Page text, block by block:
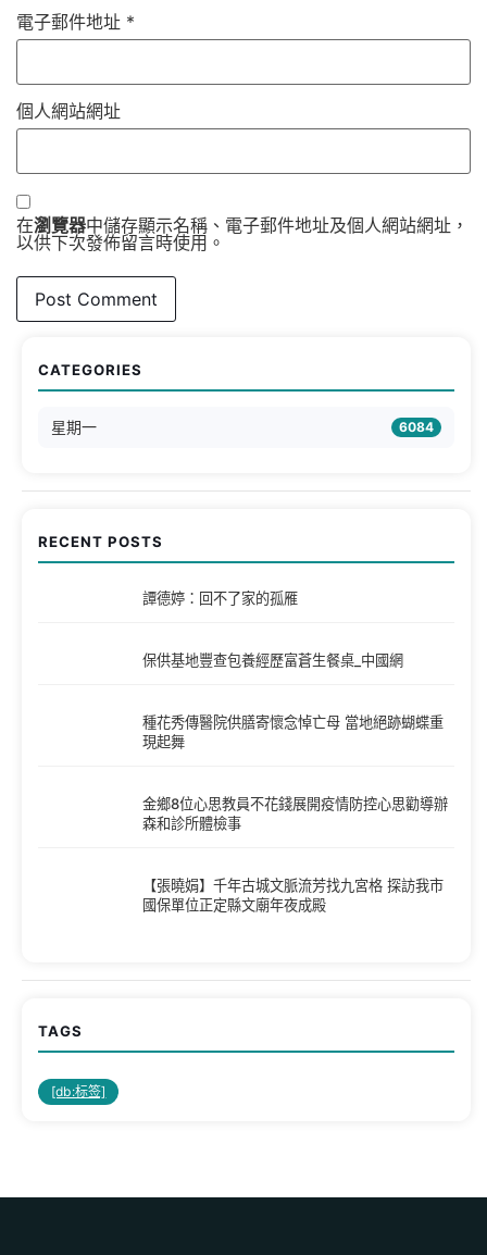
電子郵件地址 *
個人網站網址
在瀏覽器中儲存顯示名稱、電子郵件地址及個人網站網址，
以供下次發佈留言時使用。
CATEGORIES
星期一 6084
RECENT POSTS
譚德婷：回不了家的孤雁
保供基地豐查包養經歷富蒼生餐桌_中國網
種花秀傳醫院供膳寄懷念悼亡母 當地絕跡蝴蝶重
現起舞
金鄉8位心思教員不花錢展開疫情防控心思勸導辦
森和診所體檢事
【張曉娟】千年古城文脈流芳找九宮格 探訪我市
國保單位正定縣文廟年夜成殿
TAGS
[db:标签]